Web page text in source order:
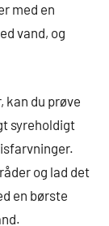
med en
vand, og
kan du prøve
syreholdigt
og lad det
en børste